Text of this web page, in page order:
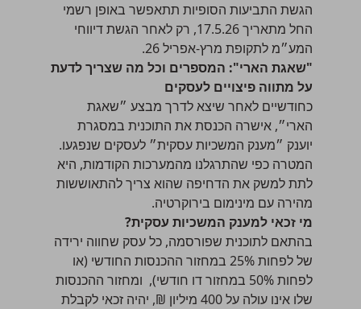
הגשת התביעות הסופיות תתאפשר באופן רשמי
החל מתאריך 17.5.26, רק לאחר הגשת דיווחי
המע״מ לתקופת מרץ-אפריל 26.
"שאגת הארי": המספרים וכל מה שצריך לדעת
על מתווה פיצויים לעסקים
כחודשיים לאחר שיצא לדרך מבצע ״שאגת
הארי״, אישרה הכנסת את התוכנית במסגרת
יוענק ״מענק המשכיות עסקית״ לעסקים שנפגעו.
המטרה כפי שהתרגלנו מהמערכות הקודמות, היא
לתת למשק את הדחיפה שהוא צריך להתאוששות
מהירה עם מינימום בירוקרטיה.
מי זכאי למענק המשכיות עסקית?
בהתאם לתוכנית שפורסמה, כל עסק שחווה ירידה
של לפחות 25% במחזור ההכנסות החודשי (או
לפחות 50% במחזור דו חודשי), ומחזור ההכנסות
שלו אינו עולה על 400 מיליון ₪, יהיה זכאי לקבלת